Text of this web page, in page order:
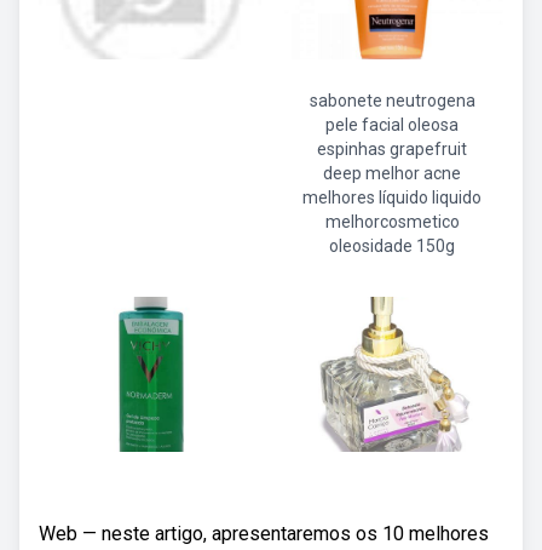
sabonete neutrogena
pele facial oleosa
espinhas grapefruit
deep melhor acne
melhores líquido liquido
melhorcosmetico
oleosidade 150g
Web — neste artigo, apresentaremos os 10 melhores